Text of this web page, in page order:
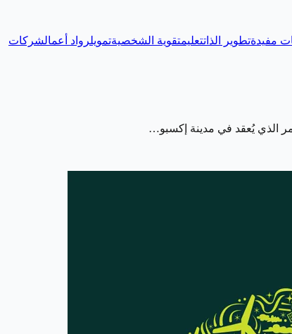
مفيدةتطوير الذاتتعليمتقوية الشخصيةتمويلرواد أعمالشركات